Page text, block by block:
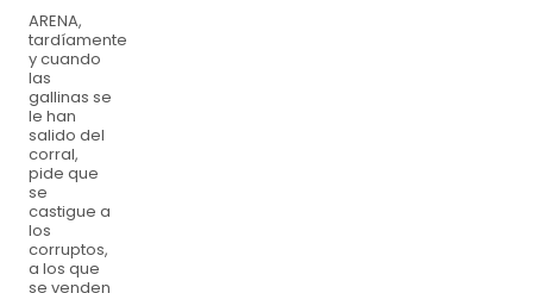
ARENA,
tardíamente
y cuando
las
gallinas se
le han
salido del
corral,
pide que
se
castigue a
los
corruptos,
a los que
se venden